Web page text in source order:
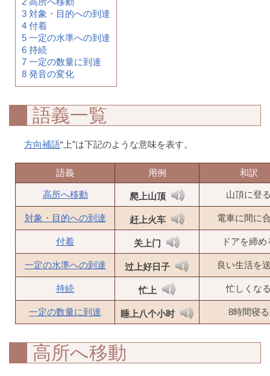
3 対象・目的への到達
4 付着
5 一定の水準への到達
6 持続
7 一定の数量に到達
8 発音の変化
語義一覧
方向補語“上”は下記のような意味を表す。
語義 用例 和訳
高所へ移動 爬上山顶 山頂に登
対象・目的への到達 赶上火车 電車に間に
付着 关上门 ドアを締め
一定の水準への到達 过上好日子 良い生活を
持続 忙上 忙しくな
一定の数量に到達 睡上八个小时 8時間寝る
高所へ移動